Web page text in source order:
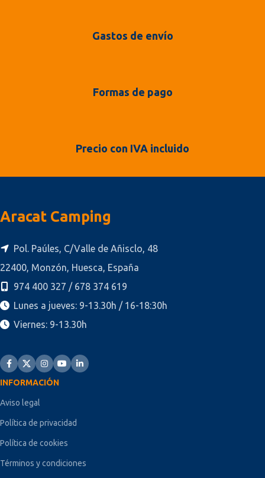
Gastos de envío
Formas de pago
Precio con IVA incluido
Aracat Camping
Pol. Paúles, C/Valle de Añisclo, 48
22400, Monzón, Huesca, España
974 400 327 / 678 374 619
Lunes a jueves: 9-13.30h / 16-18:30h
Viernes: 9-13.30h
INFORMACIÓN
Aviso legal
Política de privacidad
Política de cookies
Términos y condiciones